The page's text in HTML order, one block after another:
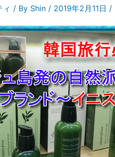
ィ / By Shin / 2019年2月11日 /